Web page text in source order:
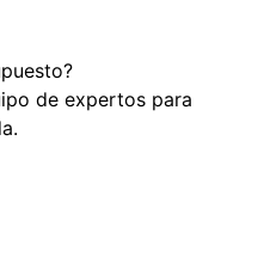
de expertos para